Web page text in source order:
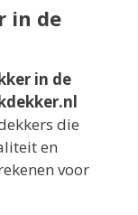
in de
in de
die
en
voor